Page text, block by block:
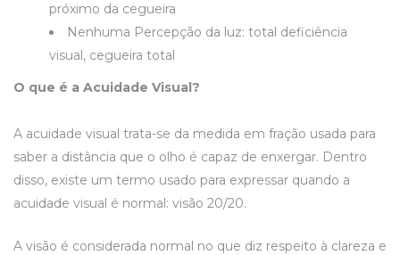
próximo da cegueira
Nenhuma Percepção da luz: total deficiência
visual, cegueira total
O que é a Acuidade Visual?
A acuidade visual trata-se da medida em fração usada para
saber a distância que o olho é capaz de enxergar. Dentro
disso, existe um termo usado para expressar quando a
acuidade visual é normal: visão 20/20.
A visão é considerada normal no que diz respeito à clareza e